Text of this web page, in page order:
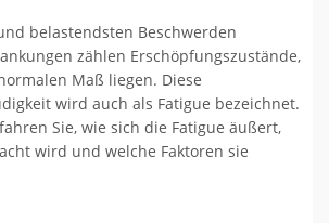
belastendsten Beschwerden
zählen Erschöpfungszustände,
Maß liegen. Diese
wird auch als Fatigue bezeichnet.
Sie, wie sich die Fatigue äußert,
wird und welche Faktoren sie